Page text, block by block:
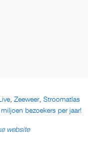
Zeeweer, Stroomatlas
bezoekers per jaar!
website